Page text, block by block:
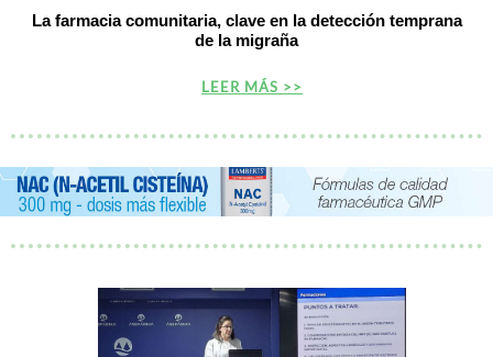
La farmacia comunitaria, clave en la detección temprana
de la migraña
LEER MÁS >>